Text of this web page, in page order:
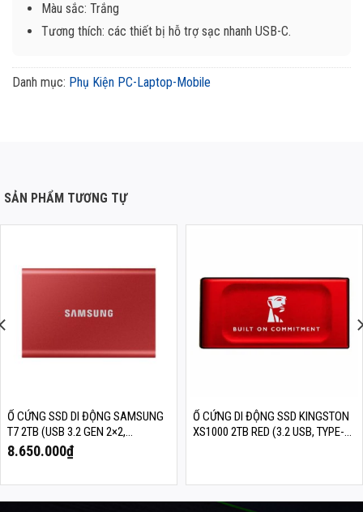
Màu sắc: Trắng
Tương thích: các thiết bị hỗ trợ sạc nhanh USB-C.
Danh mục: Phụ Kiện PC-Laptop-Mobile
SẢN PHẨM TƯƠNG TỰ
Ổ CỨNG SSD DI ĐỘNG SAMSUNG
T7 2TB (USB 3.2 GEN 2×2,
READ/WRITE 1.050/1.000 MB/S,
MU-PC2T0R/WW)
8.650.000₫
Ổ CỨNG DI ĐỘNG SSD KINGSTON
XS1000 2TB RED (3.2 USB, TYPE-C